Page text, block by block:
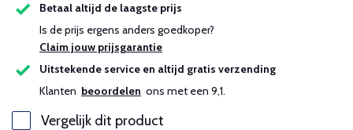
Betaal altijd de laagste prijs
Is de prijs ergens anders goedkoper?
Claim jouw prijsgarantie
Uitstekende service en altijd gratis verzending
Klanten beoordelen ons met een 9,1.
Vergelijk dit product